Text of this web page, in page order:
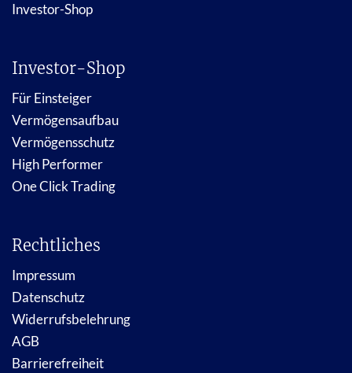
Investor-Shop
Investor-Shop
Für Einsteiger
Vermögensaufbau
Vermögensschutz
High Performer
One Click Trading
Rechtliches
Impressum
Datenschutz
Widerrufsbelehrung
AGB
Barrierefreiheit